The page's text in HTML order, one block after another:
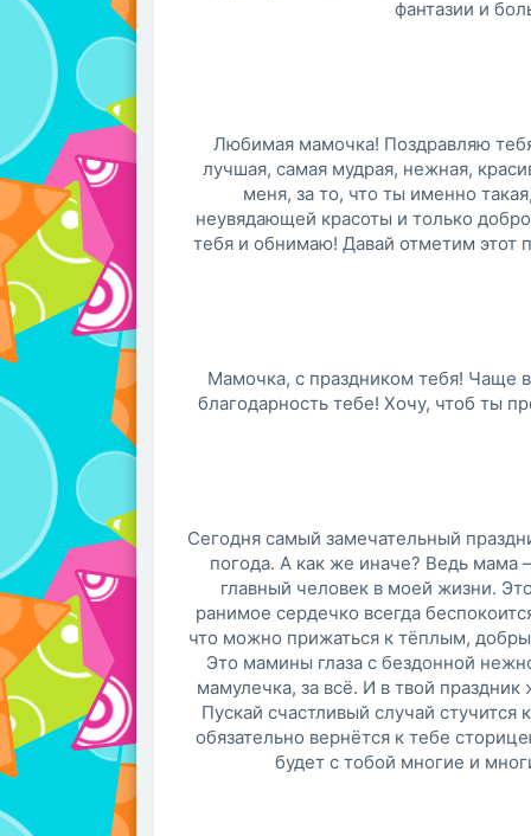
фантазии и
Любимая мамочка! Поздравляю
лучшая, самая мудрая, нежная,
меня, за то, что ты именно
неувядающей красоты и только
тебя и обнимаю! Давай отметим этот
Мамочка, с праздником тебя! Чаще
благодарность тебе! Хочу, чтоб ты
Сегодня самый замечательный
погода. А как же иначе? Ведь мама
главный человек в моей жизни.
ранимое сердечко всегда
что можно прижаться к тёплым,
Это мамины глаза с бездонной
мамулечка, за всё. И в твой
Пускай счастливый случай
обязательно вернётся к тебе
будет с тобой многие и